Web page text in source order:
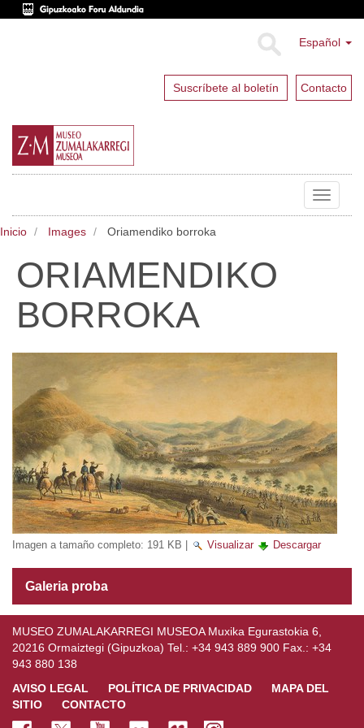
Español
Suscríbete al boletín Contacto
Toggle
Inicio Images Oriamendiko borroka
ORIAMENDIKO
BORROKA
Imagen a tamaño completo: 191 KB Visualizar Descargar
Galeria proba
MUSEO ZUMALAKARREGI MUSEOA Muxika Egurastokia 6,
20216 Ormaiztegi (Gipuzkoa) Tel.: +34 943 889 900 Fax.: +34
943 880 138
AVISO LEGAL
POLÍTICA DE PRIVACIDAD
MAPA DEL
SITIO
CONTACTO